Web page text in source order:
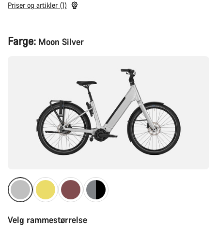
Priser og artikler (1)
Produktkonfigurasjon
Farge: Moon Silver
Velg rammestørrelse